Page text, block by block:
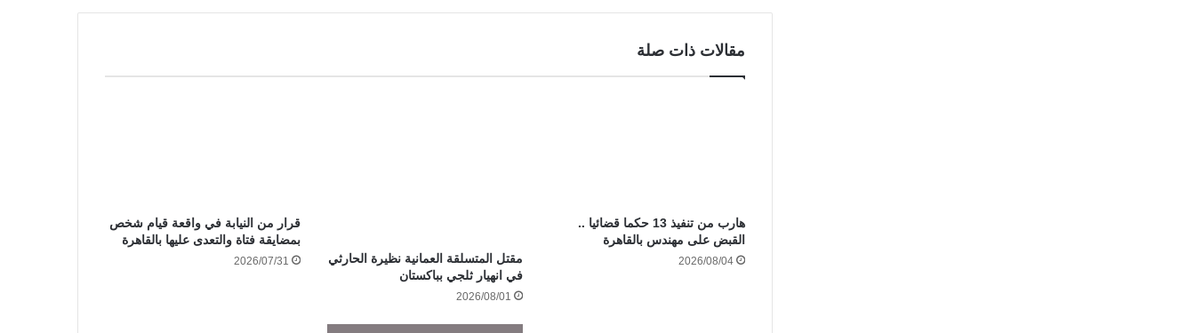
مقالات ذات صلة
هارب من تنفيذ 13 حكما قضائيا ..
القبض على مهندس بالقاهرة
2026/08/04
مقتل المتسلقة العمانية نظيرة الحارثي
في انهيار ثلجي بباكستان
2026/08/01
قرار من النيابة في واقعة قيام شخص
بمضايقة فتاة والتعدى عليها بالقاهرة
2026/07/31